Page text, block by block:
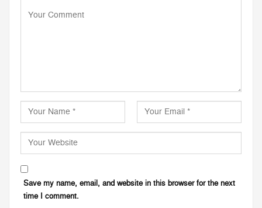
Save my name, email, and website in this browser for the next
time I comment.